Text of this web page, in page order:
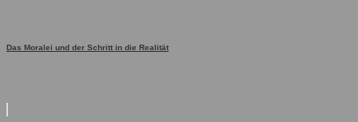
Das Moralei und der Schritt in die Realität